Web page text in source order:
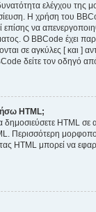
ελέγχου της
Η χρήση του
επίσης να
Ο BBCode έχει
σε αγκύλες [ και ]
δείτε τον οδηγό
HTML;
δημοσιεύσετε HTML
Περισσότερη
HTML μπορεί να